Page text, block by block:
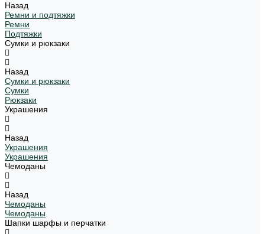
Назад
Ремни и подтяжки
Ремни
Подтяжки
Сумки и рюкзаки
Назад
Сумки и рюкзаки
Сумки
Рюкзаки
Украшения
Назад
Украшения
Украшения
Чемоданы
Назад
Чемоданы
Чемоданы
Шапки шарфы и перчатки